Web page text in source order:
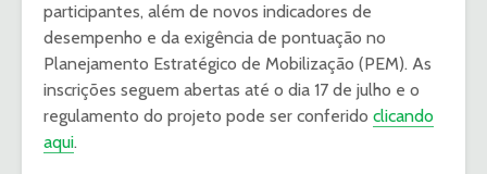
participantes, além de novos indicadores de
desempenho e da exigência de pontuação no
Planejamento Estratégico de Mobilização (PEM). As
inscrições seguem abertas até o dia 17 de julho e o
regulamento do projeto pode ser conferido clicando
aqui.